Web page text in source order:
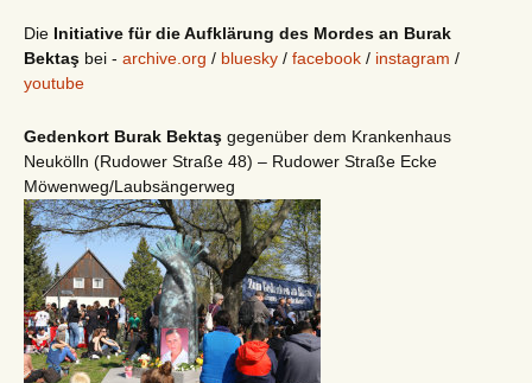
Die Initiative für die Aufklärung des Mordes an Burak
Bektaş bei - archive.org / bluesky / facebook / instagram /
youtube
Gedenkort Burak Bektaş gegenüber dem Krankenhaus
Neukölln (Rudower Straße 48) – Rudower Straße Ecke
Möwenweg/Laubsängerweg